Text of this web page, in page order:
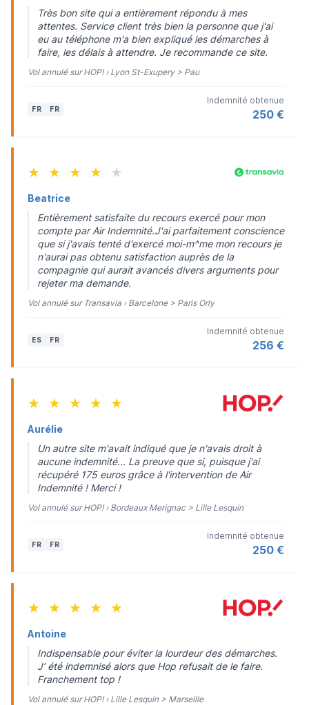
Très bon site qui a entièrement répondu à mes
attentes. Service client très bien la personne que j'ai
eu au téléphone m'a bien expliqué les démarches à
faire, les délais à attendre. Je recommande ce site.
Vol annulé sur HOP! › Lyon St-Exupery > Pau
FR FR
Indemnité obtenue
250 €
★ ★ ★ ★ ★
Beatrice
Entièrement satisfaite du recours exercé pour mon
compte par Air Indemnité.J'ai parfaitement conscience
que si j'avais tenté d'exercé moi-m^me mon recours je
n'aurai pas obtenu satisfaction auprès de la
compagnie qui aurait avancés divers arguments pour
rejeter ma demande.
Vol annulé sur Transavia › Barcelone > Paris Orly
ES FR
Indemnité obtenue
256 €
★ ★ ★ ★ ★
Aurélie
Un autre site m'avait indiqué que je n'avais droit à
aucune indemnité... La preuve que si, puisque j'ai
récupéré 175 euros grâce à l'intervention de Air
Indemnité ! Merci !
Vol annulé sur HOP! › Bordeaux Merignac > Lille Lesquin
FR FR
Indemnité obtenue
250 €
★ ★ ★ ★ ★
Antoine
Indispensable pour éviter la lourdeur des démarches.
J’ été indemnisé alors que Hop refusait de le faire.
Franchement top !
Vol annulé sur HOP! › Lille Lesquin > Marseille